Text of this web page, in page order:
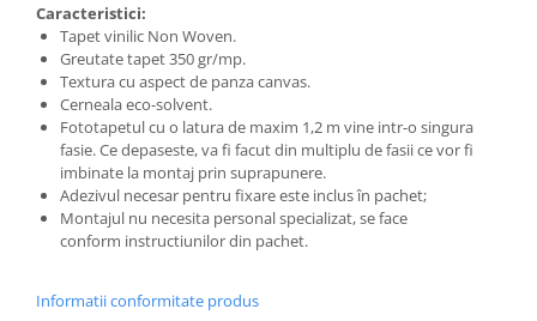
Caracteristici:
Tapet vinilic Non Woven.
Greutate tapet 350 gr/mp.
Textura cu aspect de panza canvas.
Cerneala eco-solvent.
Fototapetul cu o latura de maxim 1,2 m vine intr-o singura
fasie. Ce depaseste, va fi facut din multiplu de fasii ce vor fi
imbinate la montaj prin suprapunere.
Adezivul necesar pentru fixare este inclus în pachet;
Montajul nu necesita personal specializat, se face
conform instructiunilor din pachet.
Informatii conformitate produs